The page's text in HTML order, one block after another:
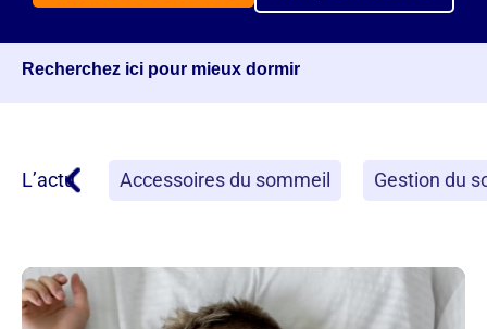
Recherchez ici pour mieux dormir
L’actu Accessoires du sommeil Gestion du